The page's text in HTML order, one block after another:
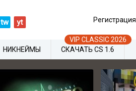
tw yt Регистрация
НИКНЕЙМЫ СКАЧАТЬ CS 1.6